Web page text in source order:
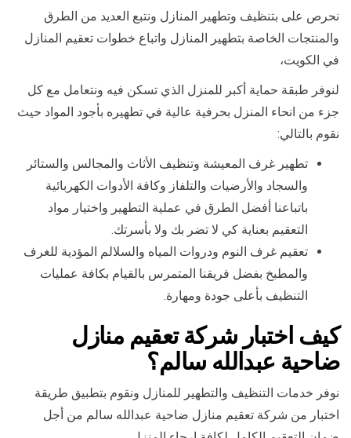
نحرص على بتنظيف وتطهير المنازل ونتبع العديد من الطرق
والمنتجات الخاصة بتطهير المنازل واتباع خطوات تعقيم المنازل
في الكويت،
لنوفر طبقة حماية أكبر للمنزل الذي تسكن فيه ونتعامل مع كل
جزء من انحاء المنزل بحرفية عالية في تطهيره بأجود المواد حيث
نقوم بالتالي:
تطهير غرف المعيشة وتنظيف الأثاث والمجالس والستائر
والسجاد والأرضيات والتلفاز وكافة الأدوات الكهربائية
باتباعنا أفضل الطرق في عملية التطهير واختيار مواد
التعقيم بعناية كي لا تضر بك ولا بأسرتك.
تعقيم غرف النوم ودروات المياه والسلالم المؤدية للغرف
والمطبخ بفضل فريقنا المتمرس بالقيام بكافة عمليات
التنظيف بأعلى جودة ومهارة.
كيف اختبار شركة تعقيم منازل
ضاحية عبدالله سالم؟
نوفر خدمات التنظيف والتطهير للمنازل ونقوم بتطبيق طريقة
اختبار من شركة تعقيم منازل ضاحية عبدالله سالم من أجل